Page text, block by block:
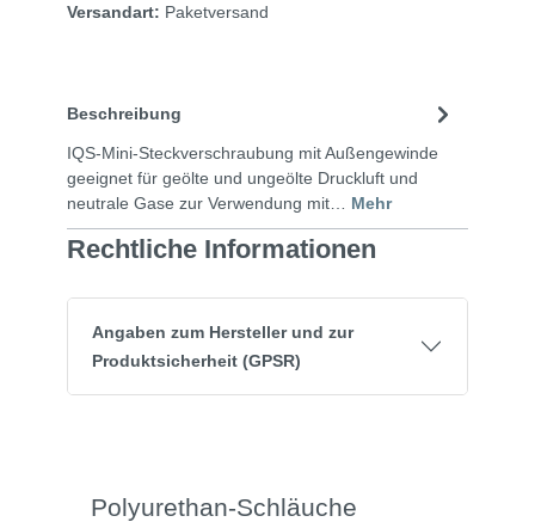
Versandart: Paketversand
Beschreibung
IQS-Mini-Steckverschraubung mit Außengewinde
geeignet für geölte und ungeölte Druckluft und
neutrale Gase zur Verwendung mit… Mehr
Rechtliche Informationen
Angaben zum Hersteller und zur
Produktsicherheit (GPSR)
Polyurethan-Schläuche